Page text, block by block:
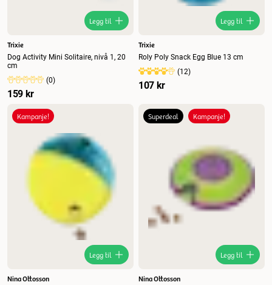
Legg til
Trixie
Dog Activity Mini Solitaire, nivå 1, 20
cm
(0)
159 kr
Legg til
Trixie
Roly Poly Snack Egg Blue 13 cm
(12)
107 kr
Kampanje!
Legg til
Nina Ottosson
Superdeal Kampanje!
Legg til
Nina Ottosson